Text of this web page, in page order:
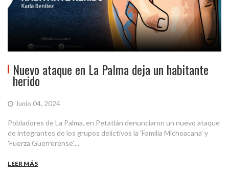
Nuevo ataque en La Palma deja un habitante
herido
Junio 04, 2024
Pobladores de La Palma, en Petatlán denunciaron un nuevo ataque
de integrantes de los grupos delictivos la 'Familia Michoacana' y
'Fuerza Guerrerense'....
LEER MÁS